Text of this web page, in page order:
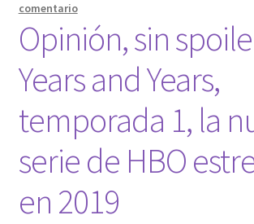
comentario
Opinión, sin
Years and Years,
temporada 1, la
serie de HBO
en 2019